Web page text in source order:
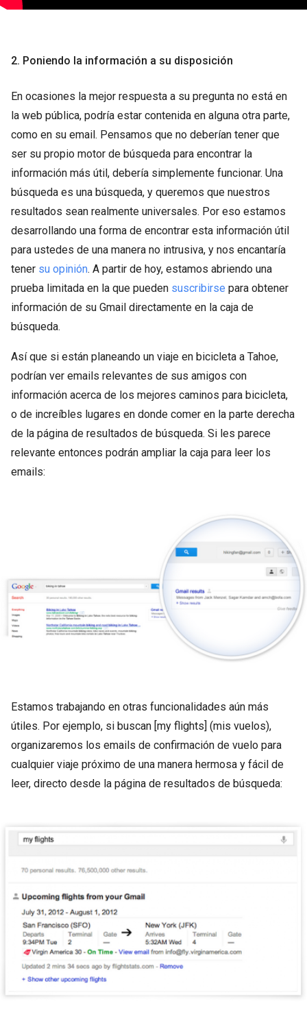
2. Poniendo la información a su disposición
En ocasiones la mejor respuesta a su pregunta no está en
la web pública, podría estar contenida en alguna otra parte,
como en su email. Pensamos que no deberían tener que
ser su propio motor de búsqueda para encontrar la
información más útil, debería simplemente funcionar. Una
búsqueda es una búsqueda, y queremos que nuestros
resultados sean realmente universales. Por eso estamos
desarrollando una forma de encontrar esta información útil
para ustedes de una manera no intrusiva, y nos encantaría
tener su opinión. A partir de hoy, estamos abriendo una
prueba limitada en la que pueden suscribirse para obtener
información de su Gmail directamente en la caja de
búsqueda.
Así que si están planeando un viaje en bicicleta a Tahoe,
podrían ver emails relevantes de sus amigos con
información acerca de los mejores caminos para bicicleta,
o de increíbles lugares en donde comer en la parte derecha
de la página de resultados de búsqueda. Si les parece
relevante entonces podrán ampliar la caja para leer los
emails:
Estamos trabajando en otras funcionalidades aún más
útiles. Por ejemplo, si buscan [my flights] (mis vuelos),
organizaremos los emails de confirmación de vuelo para
cualquier viaje próximo de una manera hermosa y fácil de
leer, directo desde la página de resultados de búsqueda: